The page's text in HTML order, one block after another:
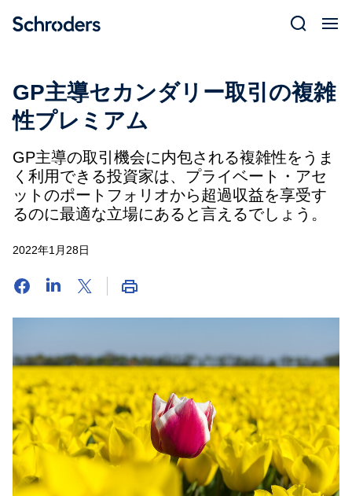
GP主導セカンダリー取引の複雑
性プレミアム
GP主導の取引機会に内包される複雑性をうま
く利用できる投資家は、プライベート・アセ
ットのポートフォリオから超過収益を享受す
るのに最適な立場にあると言えるでしょう。
2022年1月28日